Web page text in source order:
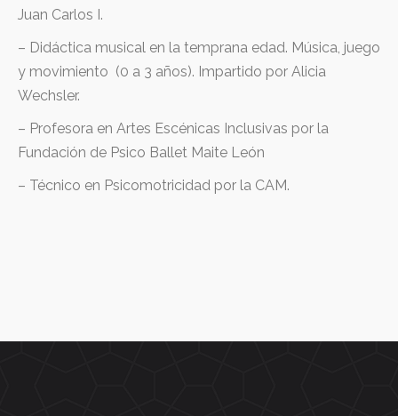
Juan Carlos I.
– Didáctica musical en la temprana edad. Música, juego
y movimiento (0 a 3 años). Impartido por Alicia
Wechsler.
– Profesora en Artes Escénicas Inclusivas por la
Fundación de Psico Ballet Maite León
– Técnico en Psicomotricidad por la CAM.